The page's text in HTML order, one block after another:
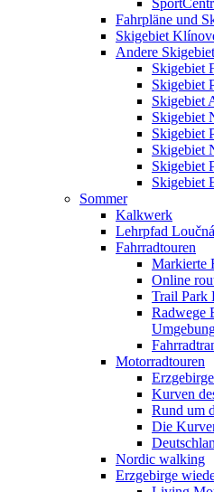
Fahrpläne und
Skigebiet
Andere
Skigebiet
Skigebiet
Skigebiet
Skigebiet
Skigebiet
Skigebiet
Skigebiet
Skigebiet
Sommer
Kalkwerk
Lehrpfad
Fahrradtouren
Markierte
Online
Trail Park
Radwege
Motorradtouren
Kurven
Rund um
Die
Nordic walking
Erzgebirge